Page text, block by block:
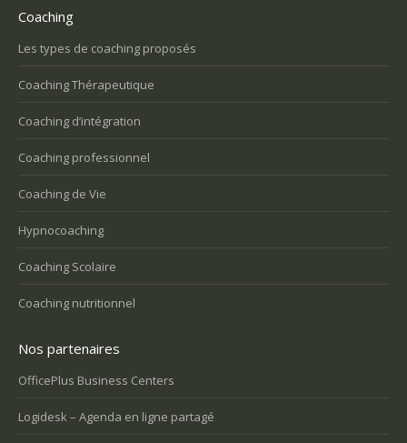
Coaching
Les types de coaching proposés
Coaching Thérapeutique
Coaching d’intégration
Coaching professionnel
Coaching de Vie
Hypnocoaching
Coaching Scolaire
Coaching nutritionnel
Nos partenaires
OfficePlus Business Centers
Logidesk – Agenda en ligne partagé